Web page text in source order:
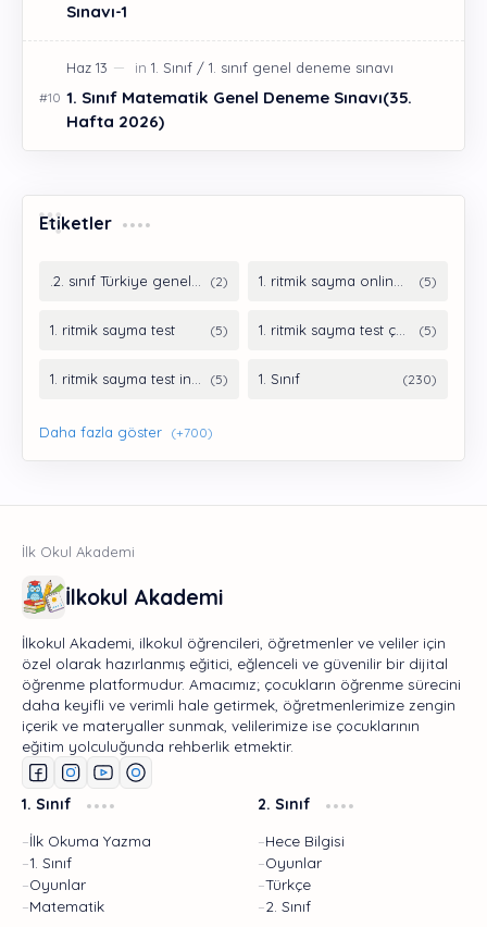
Sınavı-1
1. Sınıf Matematik Genel Deneme Sınavı(35.
Hafta 2026)
Etiketler
İlkokul Akademi
İlkokul Akademi, ilkokul öğrencileri, öğretmenler ve veliler için
özel olarak hazırlanmış eğitici, eğlenceli ve güvenilir bir dijital
öğrenme platformudur. Amacımız; çocukların öğrenme sürecini
daha keyifli ve verimli hale getirmek, öğretmenlerimize zengin
içerik ve materyaller sunmak, velilerimize ise çocuklarının
eğitim yolculuğunda rehberlik etmektir.
1. Sınıf
İlk Okuma Yazma
1. Sınıf
Oyunlar
Matematik
2. Sınıf
Hece Bilgisi
Oyunlar
Türkçe
2. Sınıf